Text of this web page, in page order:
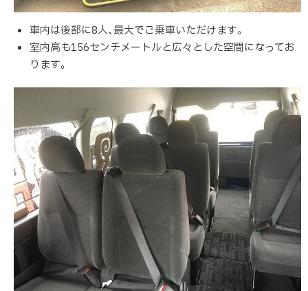
車内は後部に8人、最大でご乗車いただけます。
室内高も156センチメートルと広々とした空間になってお
ります。